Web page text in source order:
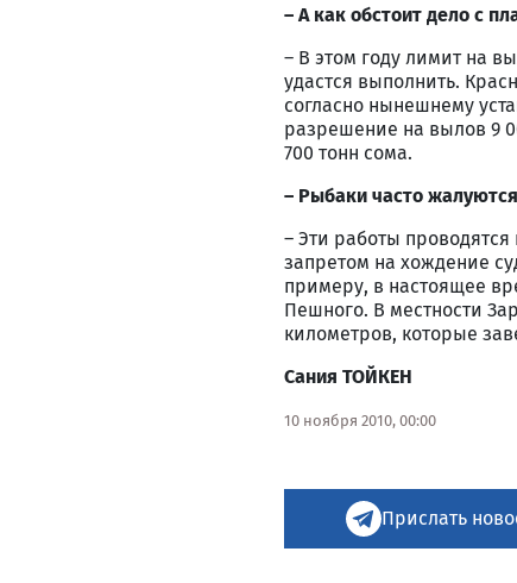
– А как обстоит дело с
– В этом году лимит на
удастся выполнить.
согласно нынешнему
разрешение на вылов 9
700 тонн сома.
– Рыбаки часто
– Эти работы проводятся
запретом на хождение
примеру, в настоящее
Пешного. В местности
километров, которые
Сания ТОЙКЕН
10 ноября 2010, 00:00
Прислать